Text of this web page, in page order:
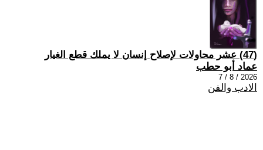
(47) عشر محاولات لإصلاح إنسان لا يملك قطع الغيار
عماد أبو حطب
2026 / 8 / 7
الادب والفن